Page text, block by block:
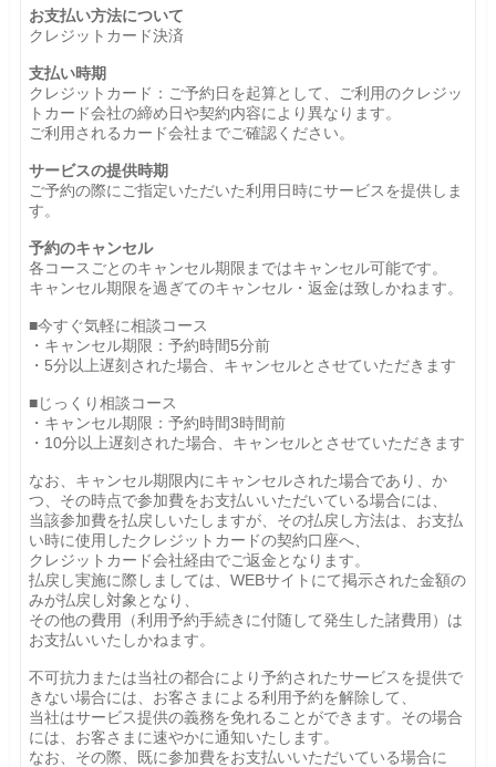
お支払い方法について
クレジットカード決済
支払い時期
クレジットカード：ご予約日を起算として、ご利用のクレジッ
トカード会社の締め日や契約内容により異なります。
ご利用されるカード会社までご確認ください。
サービスの提供時期
ご予約の際にご指定いただいた利用日時にサービスを提供しま
す。
予約のキャンセル
各コースごとのキャンセル期限まではキャンセル可能です。
キャンセル期限を過ぎてのキャンセル・返金は致しかねます。
■今すぐ気軽に相談コース
・キャンセル期限：予約時間5分前
・5分以上遅刻された場合、キャンセルとさせていただきます
■じっくり相談コース
・キャンセル期限：予約時間3時間前
・10分以上遅刻された場合、キャンセルとさせていただきます
なお、キャンセル期限内にキャンセルされた場合であり、か
つ、その時点で参加費をお支払いいただいている場合には、
当該参加費を払戻しいたしますが、その払戻し方法は、お支払
い時に使用したクレジットカードの契約口座へ、
クレジットカード会社経由でご返金となります。
払戻し実施に際しましては、WEBサイトにて掲示された金額の
みが払戻し対象となり、
その他の費用（利用予約手続きに付随して発生した諸費用）は
お支払いいたしかねます。
不可抗力または当社の都合により予約されたサービスを提供で
きない場合には、お客さまによる利用予約を解除して、
当社はサービス提供の義務を免れることができます。その場合
には、お客さまに速やかに通知いたします。
なお、その際、既に参加費をお支払いいただいている場合に